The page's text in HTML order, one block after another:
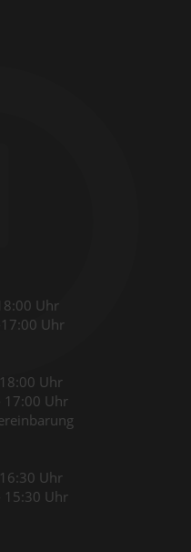
Uhr
Uhr
Uhr
Uhr
Uhr
Uhr